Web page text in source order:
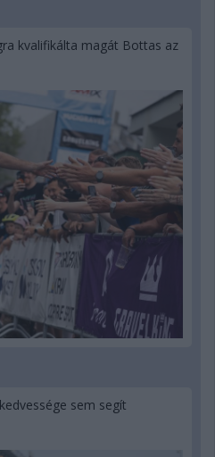
kvalifikálta magát Bottas az
sem segít